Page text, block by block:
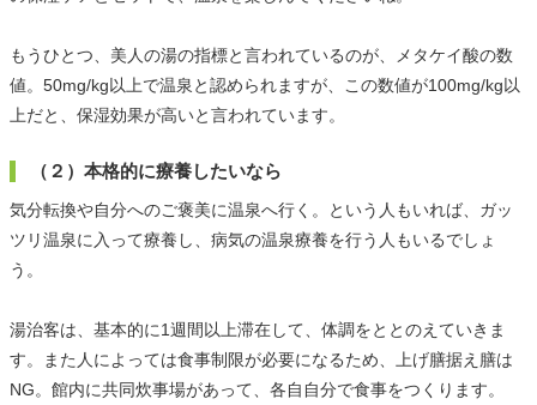
もうひとつ、美人の湯の指標と言われているのが、メタケイ酸の数
値。50mg/kg以上で温泉と認められますが、この数値が100mg/kg以
上だと、保湿効果が高いと言われています。
（２）本格的に療養したいなら
気分転換や自分へのご褒美に温泉へ行く。という人もいれば、ガッ
ツリ温泉に入って療養し、病気の温泉療養を行う人もいるでしょ
う。
湯治客は、基本的に1週間以上滞在して、体調をととのえていきま
す。また人によっては食事制限が必要になるため、上げ膳据え膳は
NG。館内に共同炊事場があって、各自自分で食事をつくります。